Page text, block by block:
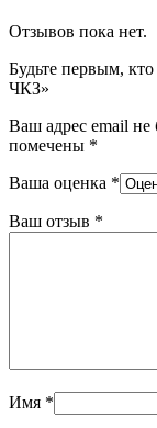
Отзывов пока нет.
Будьте первым,
ЧКЗ»
Ваш адрес email не
помечены *
Ваша оценка *
Ваш отзыв *
Имя *